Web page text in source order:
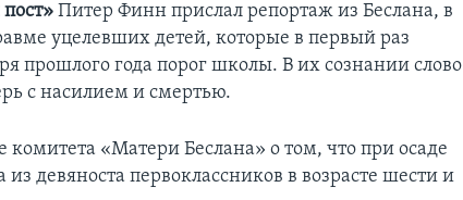
Питер Финн прислал репортаж из Беслана, в
уцелевших детей, которые в первый раз
прошлого года порог школы. В их сознании слово
с насилием и смертью.
«Матери Беслана» о том, что при осаде
девяноста первоклассников в возрасте шести и